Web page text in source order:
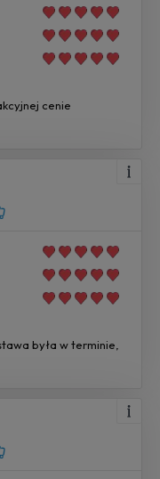
cenie
była w terminie,